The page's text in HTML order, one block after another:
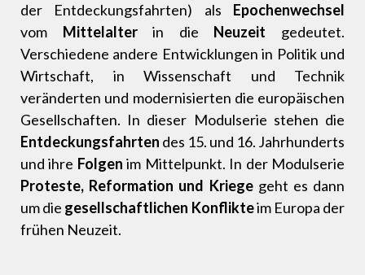
der Entdeckungsfahrten) als Epochenwechsel
vom Mittelalterin die Neuzeit gedeutet.
Verschiedene andere Entwicklungen in Politik und
Wirtschaft, in Wissenschaft und Technik
veränderten und modernisierten die europäischen
Gesellschaften. In dieser Modulserie stehen die
Entdeckungsfahrten des 15. und 16. Jahrhunderts
und ihre Folgen im Mittelpunkt. In der Modulserie
Proteste, Reformation und Kriegegeht es dann
um die gesellschaftlichen Konflikteim Europa der
frühen Neuzeit.